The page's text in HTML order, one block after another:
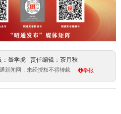
聂学虎 责任编辑：茶月秋
新闻网，未经授权不得转载 举报